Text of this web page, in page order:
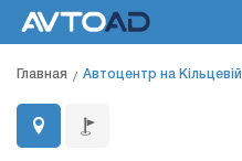
Главная Автоцентр на Кільцевій